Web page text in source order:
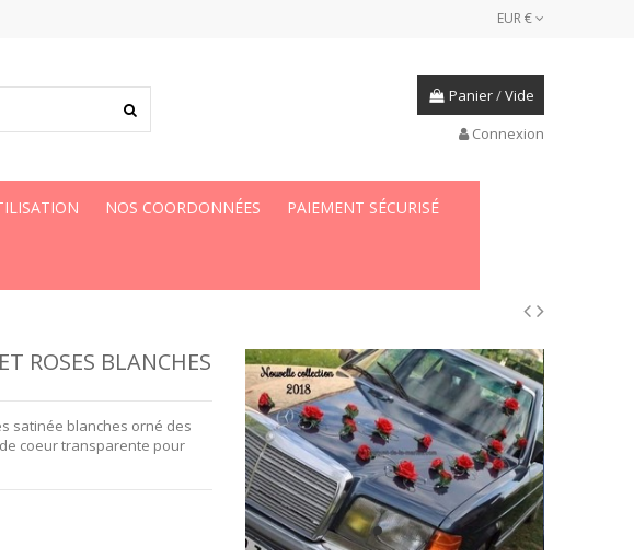
EUR €
Panier/Vide
Connexion
NOS COORDONNÉES PAIEMENT SÉCURISÉ
ROSES BLANCHES
satinée blanches orné des
coeur transparente pour